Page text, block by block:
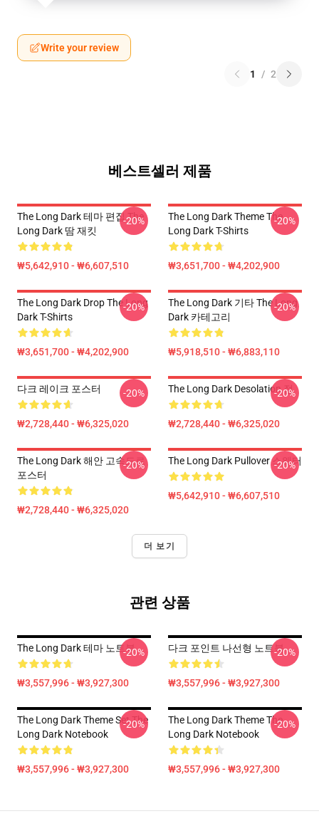
Write your review
1 / 2
베스트셀러 제품
The Long Dark 테마 편집 The
Long Dark 땀 재킷
₩5,642,910 - ₩6,607,510
-20%
The Long Dark Theme The
Long Dark T-Shirts
₩3,651,700 - ₩4,202,900
-20%
The Long Dark Drop The Long
Dark T-Shirts
₩3,651,700 - ₩4,202,900
-20%
The Long Dark 기타 The Long
Dark 카테고리
₩5,918,510 - ₩6,883,110
-20%
다크 레이크 포스터
₩2,728,440 - ₩6,325,020
-20% The Long Dark Desolation 점
₩2,728,440 - ₩6,325,020
-20%
The Long Dark 해안 고속도로
포스터
₩2,728,440 - ₩6,325,020
-20% The Long Dark Pullover 스웨터
₩5,642,910 - ₩6,607,510
-20%
더 보기
관련 상품
The Long Dark 테마 노트북
₩3,557,996 - ₩3,927,300
-20% 다크 포인트 나선형 노트북
₩3,557,996 - ₩3,927,300
-20%
The Long Dark Theme Set The
Long Dark Notebook
₩3,557,996 - ₩3,927,300
-20%
The Long Dark Theme The
Long Dark Notebook
₩3,557,996 - ₩3,927,300
-20%